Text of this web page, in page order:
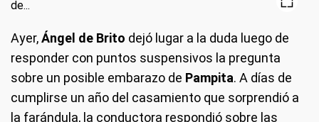
Ayer,Ángel de Brito dejó lugar a la duda luego de
responder con puntos suspensivos la pregunta
sobre un posible embarazo de Pampita. A días de
cumplirse un año del casamiento que sorprendió a
la farándula, la conductora respondió sobre las